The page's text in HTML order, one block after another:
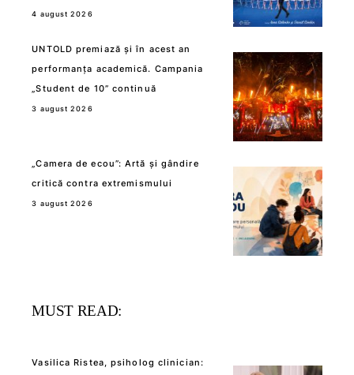
4 august 2026
UNTOLD premiază și în acest an
performanța academică. Campania
„Student de 10” continuă
3 august 2026
„Camera de ecou”: Artă și gândire
critică contra extremismului
3 august 2026
MUST READ:
Vasilica Ristea, psiholog clinician: